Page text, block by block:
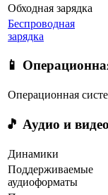
Обходная зарядка
Беспроводная
зарядка
📱
Операционная
🎵 Аудио и видео
Динамики
Поддерживаемые
аудиоформаты